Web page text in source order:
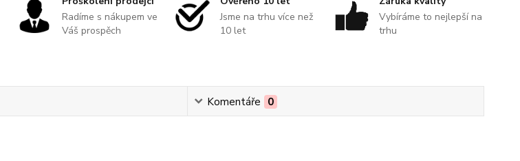
Radíme s nákupem ve
Váš prospěch
Jsme na trhu více než
10 let
Vybíráme to nejlepší na
trhu
Komentáře 0